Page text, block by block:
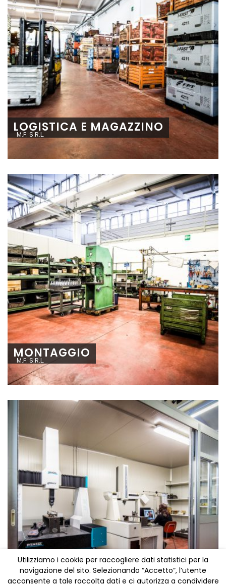
LOGISTICA E MAGAZZINO
M.F. S.R.L.
MONTAGGIO
M.F. S.R.L.
SALA METROLOGICA
Utilizziamo i cookie per raccogliere dati statistici per la
navigazione del sito. Selezionando “Accetto”, l’utente
acconsente a tale raccolta dati e ci autorizza a condividere